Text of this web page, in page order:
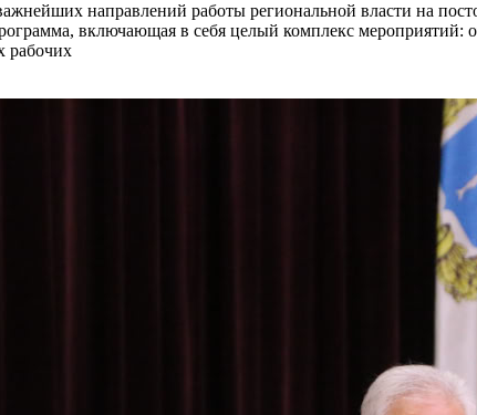
направлений работы региональной власти на
включающая в себя целый комплекс мероприятий:
рабочих